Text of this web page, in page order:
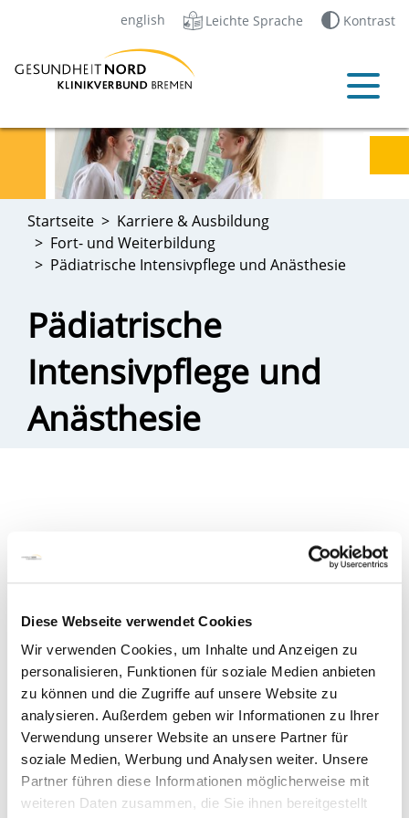
Diese Webseite verwendet Cookies
Wir verwenden Cookies, um Inhalte und Anzeigen zu
personalisieren, Funktionen für soziale Medien anbieten
zu können und die Zugriffe auf unsere Website zu
analysieren. Außerdem geben wir Informationen zu Ihrer
Verwendung unserer Website an unsere Partner für
soziale Medien, Werbung und Analysen weiter. Unsere
Partner führen diese Informationen möglicherweise mit
weiteren Daten zusammen, die Sie ihnen bereitgestellt
english Leichte Sprache Kontrast
Startseite
Karriere & Ausbildung
Fort- und Weiterbildung
Pädiatrische Intensivpflege und Anästhesie
Pädiatrische
Intensivpflege und
Anästhesie
Für 2027 ist geplant, dass in Bremen wieder die
staatlich anerkannte Fachweiterbildung „Pädiatrische
Intensivpflege und Anästhesie“ angeboten wird. Das
veröffentlicht wird, befindet sich zur Zeit in der
Erarbeitung:
Pflege: Ausbildung, Studium, Weiterbildung - Die
Senatorin für Gesundheit, Frauen und
Verbraucherschutz
Interessierte können sich gerne auch an
joern.gattermann@gesundheitnord.dewenden. Der
Einstieg in die Weiterbildung ist mit Beginn des